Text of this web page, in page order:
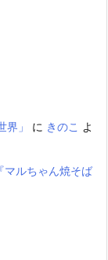
」
に きのこ よ
マルちゃん焼そば